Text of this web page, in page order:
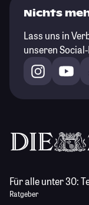
Nichts
Lass uns in
unseren
Für alle unter 30:
Ratgeber